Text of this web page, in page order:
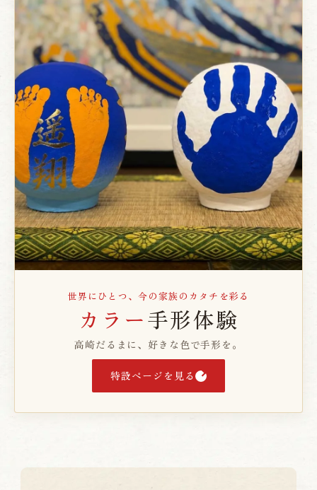
世界にひとつ、今の家族のカタチを彩る
カラー手形体験
高崎だるまに、好きな色で手形を。
特設ページを見る